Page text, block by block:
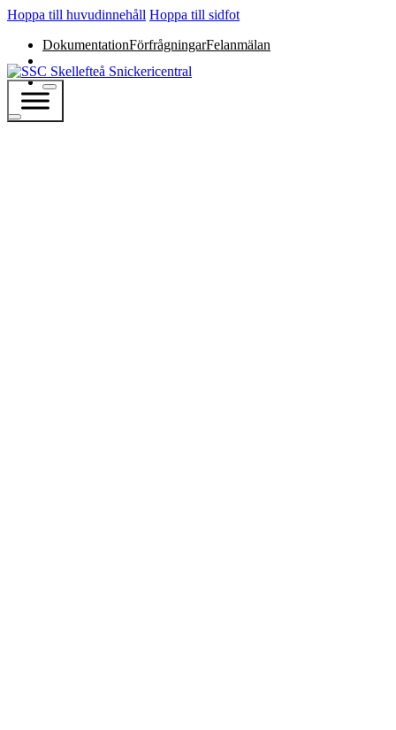
Hoppa till huvudinnehåll Hoppa till sidfot
DokumentationFörfrågningarFelanmälan